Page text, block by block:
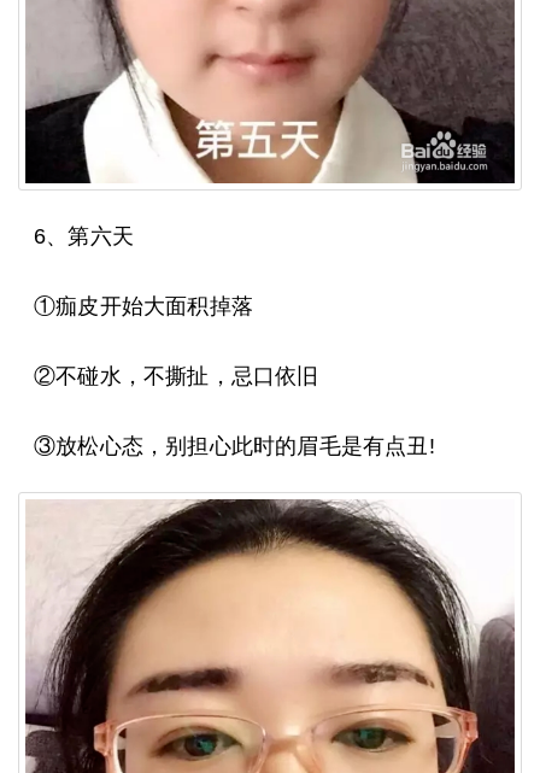
6、第六天
①痂皮开始大面积掉落
②不碰水，不撕扯，忌口依旧
③放松心态，别担心此时的眉毛是有点丑!